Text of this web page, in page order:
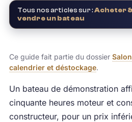
Tous nos articles sur :Acheter
vendre un bateau
Ce guide fait partie du dossier
calendrier et déstockage.
Un bateau de démonstration
cinquante heures moteur et
constructeur, pour un prix